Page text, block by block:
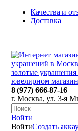
Качества и
Доставка
8 (977) 666-87-16
г. Москва, ул. 3-я
Войти
ВойтиСоздать